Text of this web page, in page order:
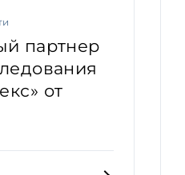
партнер
от